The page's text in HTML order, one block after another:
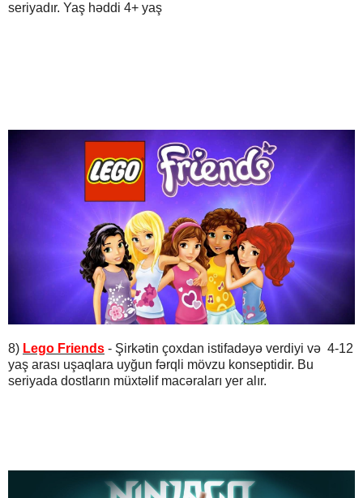
seriyadır. Yaş həddi 4+ yaş
8) Lego Friends - Şirkətin çoxdan istifadəyə verdiyi və 4-12
yaş arası uşaqlara uyğun fərqli mövzu konseptidir. Bu
seriyada dostların müxtəlif macəraları yer alır.